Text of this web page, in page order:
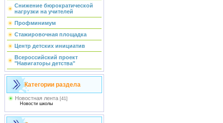
Снижение бюрократической
нагрузки на учителей
Профминимум
Стажировочная площадка
Центр детских инициатив
Всероссийский проект
"Навигаторы детства"
Категории раздела
Новостная лента [41]
Новости школы